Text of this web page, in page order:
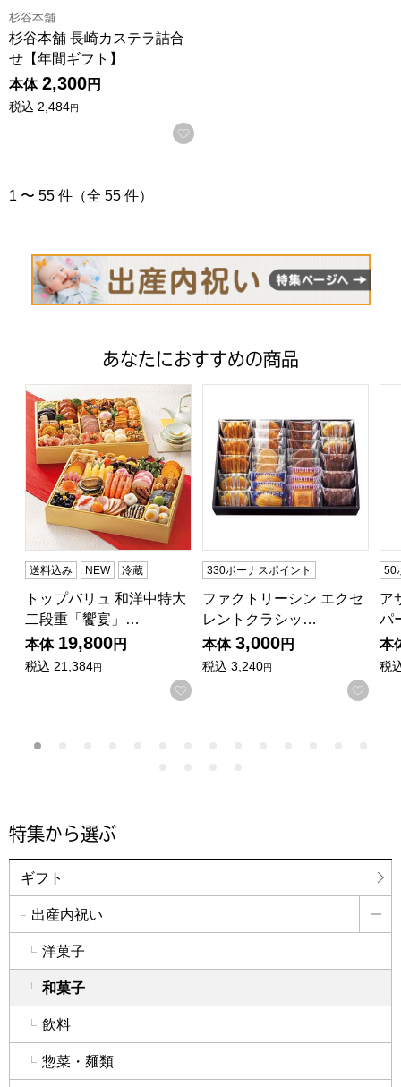
杉谷本舗
杉谷本舗 長崎カステラ詰合
せ【年間ギフト】
本体 2,300円
税込 2,484円
お気に入りに登録する
1 〜 55 件（全 55 件）
あなたにおすすめの商品
トップバリュ 和洋中特大二段重「饗宴」(きょうえん)【4
送料込み NEW 冷蔵
トップバリュ 和洋中特大
二段重「饗宴」…
本体 19,800円
税込 21,384円
お気に入りに登録する
330ボーナスポイント
ファクトリーシン エクセ
レントクラシッ…
本体 3,000円
税込 3,240円
お気
50
ア
パ
本
税
特集から選ぶ
ギフト
出産内祝い
洋菓子
和菓子
飲料
惣菜・麺類